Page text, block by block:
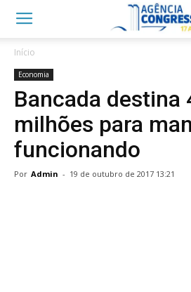
Início
Economia
Bancada destina
milhões para
funcionando
Por Admin - 19 de outubro de 2017 13:21